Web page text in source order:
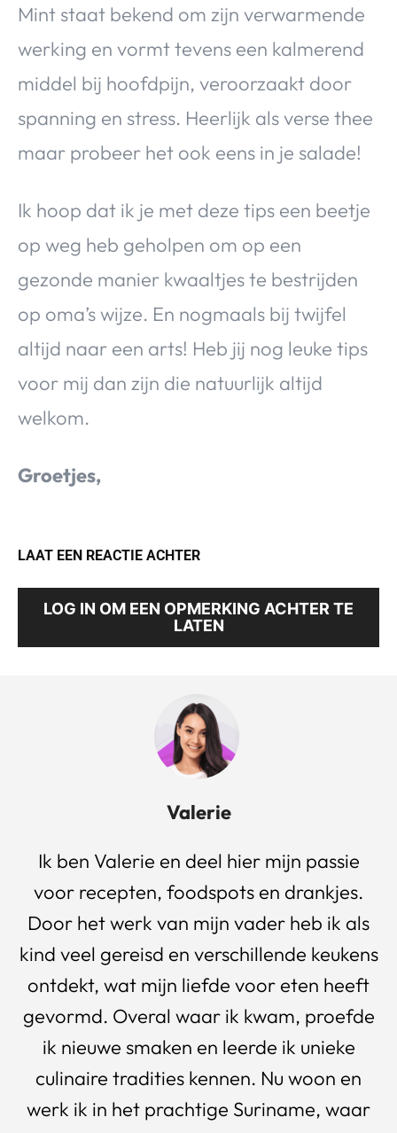
Mint staat bekend om zijn verwarmende
werking en vormt tevens een kalmerend
middel bij hoofdpijn, veroorzaakt door
spanning en stress. Heerlijk als verse thee
maar probeer het ook eens in je salade!
Ik hoop dat ik je met deze tips een beetje
op weg heb geholpen om op een
gezonde manier kwaaltjes te bestrijden
op oma’s wijze. En nogmaals bij twijfel
altijd naar een arts! Heb jij nog leuke tips
voor mij dan zijn die natuurlijk altijd
welkom.
Groetjes,
LAAT EEN REACTIE ACHTER
LOG IN OM EEN OPMERKING ACHTER TE
LATEN
Valerie
Ik ben Valerie en deel hier mijn passie
voor recepten, foodspots en drankjes.
Door het werk van mijn vader heb ik als
kind veel gereisd en verschillende keukens
ontdekt, wat mijn liefde voor eten heeft
gevormd. Overal waar ik kwam, proefde
ik nieuwe smaken en leerde ik unieke
culinaire tradities kennen. Nu woon en
werk ik in het prachtige Suriname, waar